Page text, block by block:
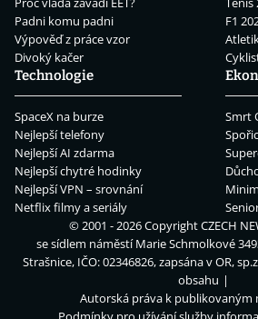
Padni komu padni
Výpověď z práce vzor
Divoký kačer
F1
Technologie
SpaceX na burze
Nejlepší telefony
Nejlepší AI zdarma
Nejlepší chytré hodinky
Nejlepší VPN – srovnání
Netflix filmy a seriály
Smrt
© 2001 - 2026 CopyrightCZECH
se sídlem náměstí Marie Schmolkové
Strašnice, IČO: 02346826, zapsána v OR,
obsahu
Autorská práva k publikovaným